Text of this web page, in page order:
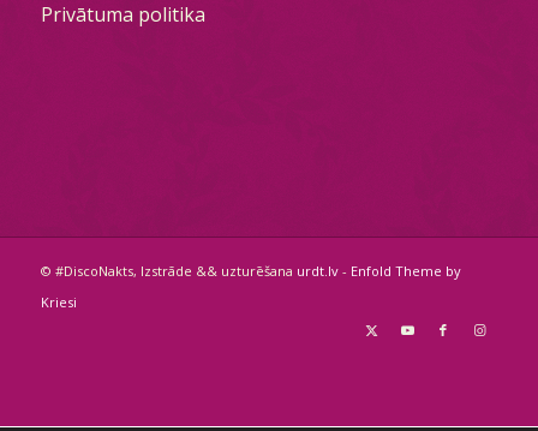
Privātuma politika
© #DiscoNakts, Izstrāde && uzturēšana urdt.lv- Enfold Theme by
Kriesi